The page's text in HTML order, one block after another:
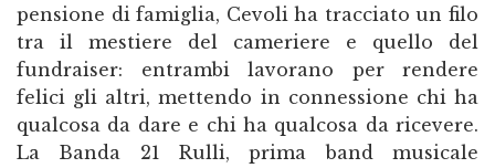
pensione di famiglia, Cevoli ha tracciato un filo
tra il mestiere del cameriere e quello del
fundraiser: entrambi lavorano per rendere
felici gli altri, mettendo in connessione chi ha
qualcosa da dare e chi ha qualcosa da ricevere.
La Banda 21 Rulli, prima band musicale